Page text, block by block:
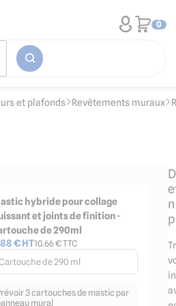
0
et plafonds Revêtements muraux
hybride pour collage
et joints de finition -
de 290ml
€ HT10.66€ TTC
de 290 ml
3 cartouches de mastic par
mural